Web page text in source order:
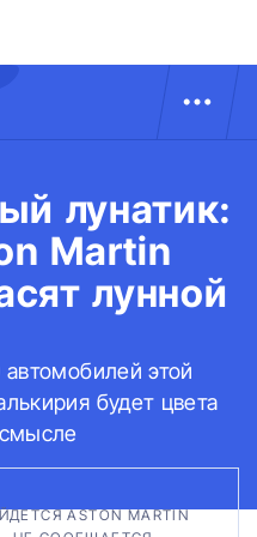
лунатик:
Martin
лунной
автомобилей этой
будет цвета
ASTON MARTIN